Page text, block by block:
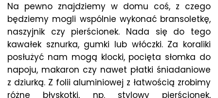
Na pewno znajdziemy w domu coś, z czego
będziemy mogli wspólnie wykonać bransoletkę,
naszyjnik czy pierścionek. Nada się do tego
kawałek sznurka, gumki lub włóczki. Za koraliki
posłużyć nam mogą klocki, pocięta słomka do
napoju, makaron czy nawet płatki śniadaniowe
z dziurką. Z folii aluminiowej z łatwością zrobimy
różne błyskotki, np. stylowy pierścionek,